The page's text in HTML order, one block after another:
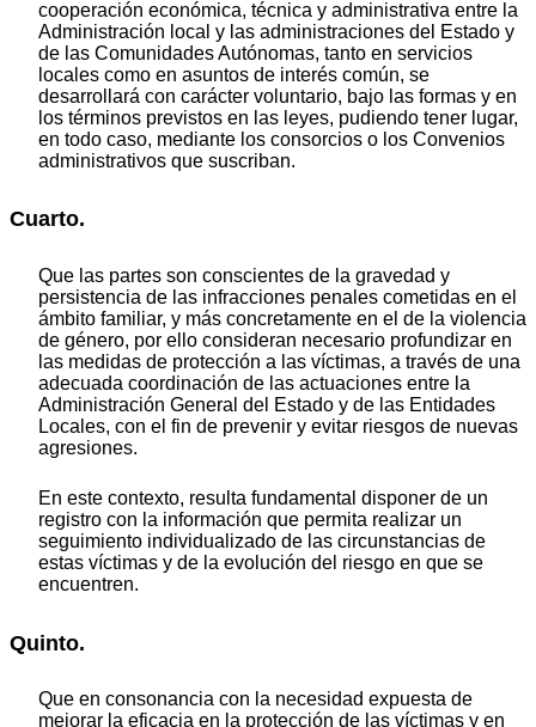
cooperación económica, técnica y administrativa entre la
Administración local y las administraciones del Estado y
de las Comunidades Autónomas, tanto en servicios
locales como en asuntos de interés común, se
desarrollará con carácter voluntario, bajo las formas y en
los términos previstos en las leyes, pudiendo tener lugar,
en todo caso, mediante los consorcios o los Convenios
administrativos que suscriban.
Cuarto.
Que las partes son conscientes de la gravedad y
persistencia de las infracciones penales cometidas en el
ámbito familiar, y más concretamente en el de la violencia
de género, por ello consideran necesario profundizar en
las medidas de protección a las víctimas, a través de una
adecuada coordinación de las actuaciones entre la
Administración General del Estado y de las Entidades
Locales, con el fin de prevenir y evitar riesgos de nuevas
agresiones.
En este contexto, resulta fundamental disponer de un
registro con la información que permita realizar un
seguimiento individualizado de las circunstancias de
estas víctimas y de la evolución del riesgo en que se
encuentren.
Quinto.
Que en consonancia con la necesidad expuesta de
mejorar la eficacia en la protección de las víctimas y en